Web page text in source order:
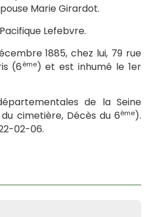
Marie Girardot.
Lefebvre.
1885, chez lui, 79 rue
(6ème) et est inhumé le 1er
de la Seine
cimetière, Décès du 6ème).
02-06.